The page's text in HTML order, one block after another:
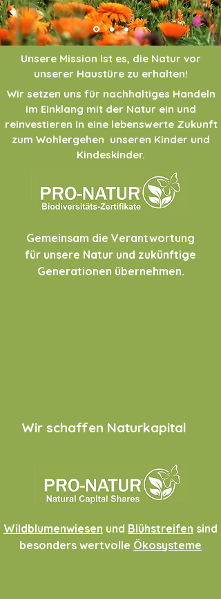
Unsere Mission ist es, die Natur vor
unserer Haustüre zu erhalten!
Wir setzen uns für nachhaltiges Handeln
im Einklang mit der Natur ein und
reinvestieren in eine lebenswerte Zukunft
zum Wohlergehen unseren Kinder und
Kindeskinder.
Gemeinsam die Verantwortung
für unsere Natur und zukünftige
Generationen übernehmen.
Wir schaffen Naturkapital
Wildblumenwiesen und Blühstreifen sind
besonders wertvolle Ökosysteme